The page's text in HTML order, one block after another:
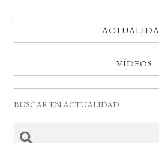
VÍDEOS
BUSCAR EN ACTUALIDAD